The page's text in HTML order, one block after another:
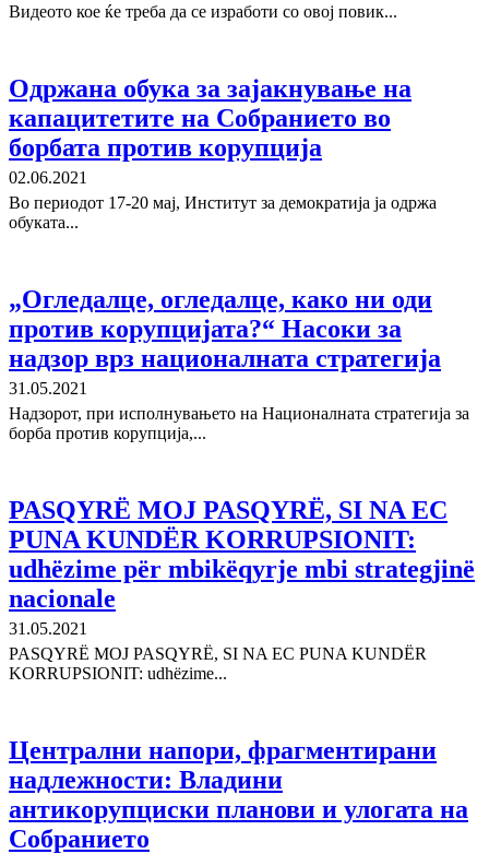
Видеото кое ќе треба да се изработи со овој повик...
Одржана обука за зајакнување на
капацитетите на Собранието во
борбата против корупција
02.06.2021
Во периодот 17-20 мај, Институт за демократија ја одржа
обуката...
„Огледалце, огледалце, како ни оди
против корупцијата?“ Насоки за
надзор врз националната стратегија
31.05.2021
Надзорот, при исполнувањето на Националната стратегија за
борба против корупција,...
PASQYRЁ MOJ PASQYRЁ, SI NA EC
PUNA KUNDЁR KORRUPSIONIT:
udhёzime pёr mbikёqyrje mbi strategjinё
nacionale
31.05.2021
PASQYRЁ MOJ PASQYRЁ, SI NA EC PUNA KUNDЁR
KORRUPSIONIT: udhёzime...
Централни напори, фрагментирани
надлежности: Владини
aнтикорупциски планови и улогата на
Собранието